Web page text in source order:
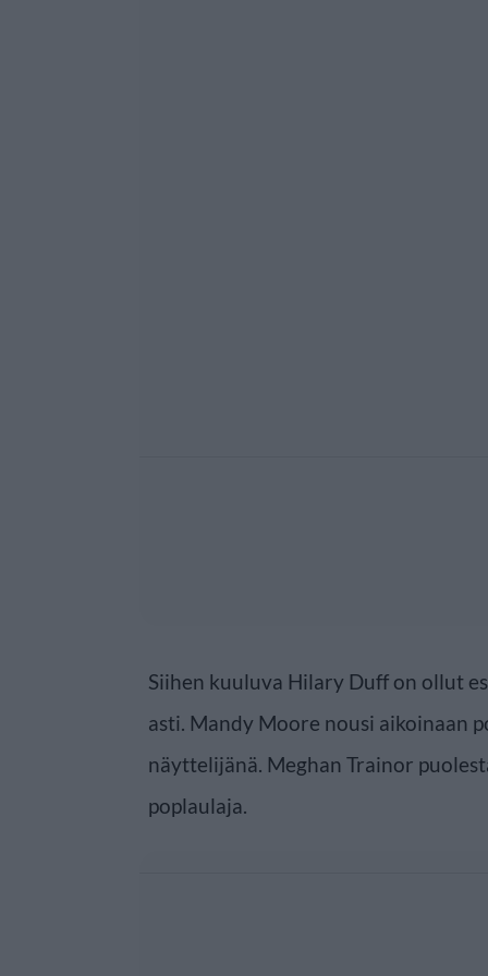
Siihen kuuluva Hilary Duff on ollut
asti. Mandy Moore nousi aikoinaan
näyttelijänä. Meghan Trainor
poplaulaja.